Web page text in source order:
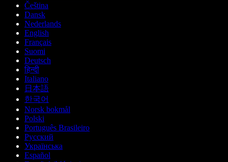
Čeština
Dansk
Nederlands
English
Français
Suomi
Deutsch
हिन्दी
Italiano
日本語
한국어
Norsk bokmål
Polski
Português Brasileiro
Русский
Українська
Español